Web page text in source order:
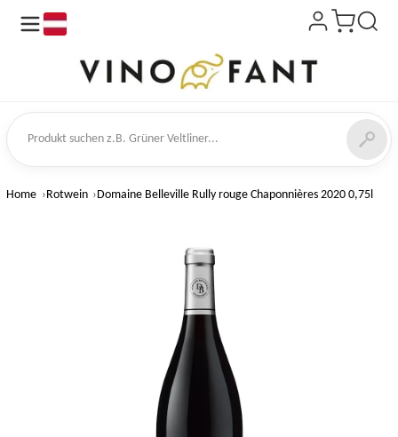
suchen
Home Rotwein Domaine Belleville Rully rouge Chaponnières 2020 0,75l